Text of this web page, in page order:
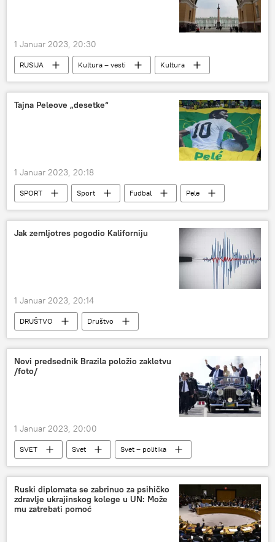
1 Januar 2023, 20:30
RUSIJA Kultura – vesti
Kultura
Rusija
Katarina Velika Ermitaž
Tajna Peleove „desetke“
1 Januar 2023, 20:18
SPORT Sport Fudbal Pele
Jak zemljotres pogodio Kaliforniju
1 Januar 2023, 20:14
DRUŠTVO
Društvo
Nesreće i prirodne katastrofe
Svet
Kalifornija
Novi predsednik Brazila položio zakletvu
/foto/
1 Januar 2023, 20:00
SVET Svet
Svet – politika
Brazil
Ruski diplomata se zabrinuo za psihičko
zdravlje ukrajinskog kolege u UN: Može
mu zatrebati pomoć